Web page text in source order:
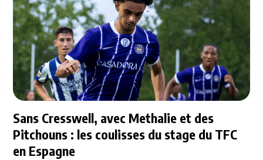
Sans Cresswell, avec Methalie et des
Pitchouns : les coulisses du stage du TFC
en Espagne